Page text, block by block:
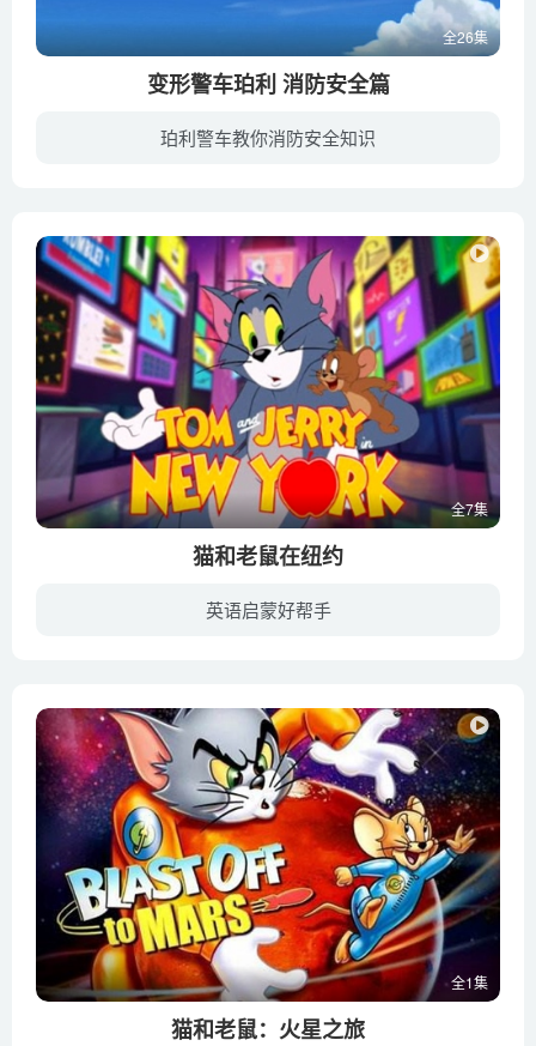
全26集
变形警车珀利 消防安全篇
珀利警车教你消防安全知识
全7集
猫和老鼠在纽约
英语启蒙好帮手
全1集
猫和老鼠：火星之旅